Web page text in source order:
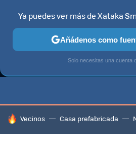
GUÍAS DE COMPRA CAZANDO
HOY SE HABLA DE
Vecinos Casa prefabricada
Ya puedes ver más de Xataka
Añádenos como
Solo necesitas una cuenta